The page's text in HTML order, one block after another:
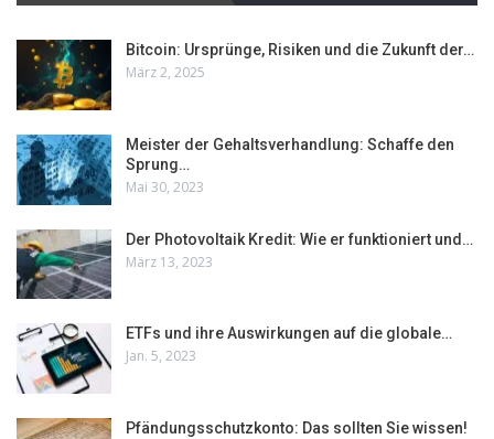
Bitcoin: Ursprünge, Risiken und die Zukunft der…
März 2, 2025
Meister der Gehaltsverhandlung: Schaffe den
Sprung…
Mai 30, 2023
Der Photovoltaik Kredit: Wie er funktioniert und…
März 13, 2023
ETFs und ihre Auswirkungen auf die globale…
Jan. 5, 2023
Pfändungsschutzkonto: Das sollten Sie wissen!